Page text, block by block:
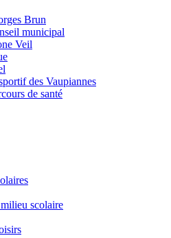
Brun
municipal
Veil
des Vaupiannes
de santé
scolaire